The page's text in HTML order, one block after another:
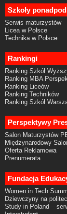
Szkoły
Serwis maturzystów
Licea w Polsce
Technika w Polsce
Rankingi
Ranking Szkół
Ranking MBA
Ranking Liceów
Ranking Techników
Ranking Szkół
Perspektywy
Salon Maturzystów
Międzynarodowy
Oferta Reklamowa
Prenumerata
Fundacja
Women in Tech
Dziewczyny na
Study in Poland –